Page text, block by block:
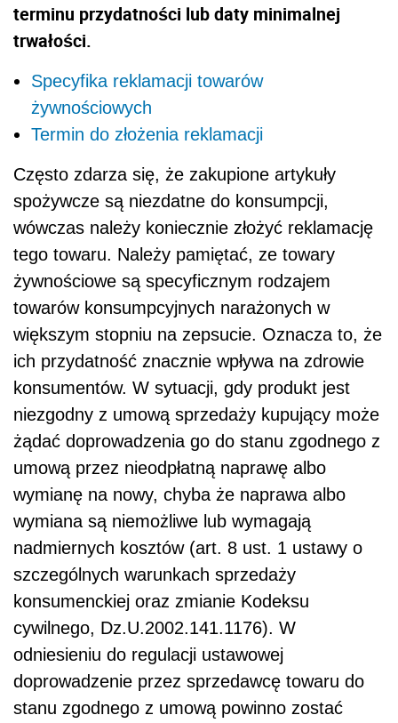
terminu przydatności lub daty minimalnej
trwałości.
Specyfika reklamacji towarów
żywnościowych
Termin do złożenia reklamacji
Często zdarza się, że zakupione artykuły
spożywcze są niezdatne do konsumpcji,
wówczas należy koniecznie złożyć reklamację
tego towaru. Należy pamiętać, ze towary
żywnościowe są specyficznym rodzajem
towarów konsumpcyjnych narażonych w
większym stopniu na zepsucie. Oznacza to, że
ich przydatność znacznie wpływa na zdrowie
konsumentów. W sytuacji, gdy produkt jest
niezgodny z umową sprzedaży kupujący może
żądać doprowadzenia go do stanu zgodnego z
umową przez nieodpłatną naprawę albo
wymianę na nowy, chyba że naprawa albo
wymiana są niemożliwe lub wymagają
nadmiernych kosztów (art. 8 ust. 1 ustawy o
szczególnych warunkach sprzedaży
konsumenckiej oraz zmianie Kodeksu
cywilnego, Dz.U.2002.141.1176). W
odniesieniu do regulacji ustawowej
doprowadzenie przez sprzedawcę towaru do
stanu zgodnego z umową powinno zostać